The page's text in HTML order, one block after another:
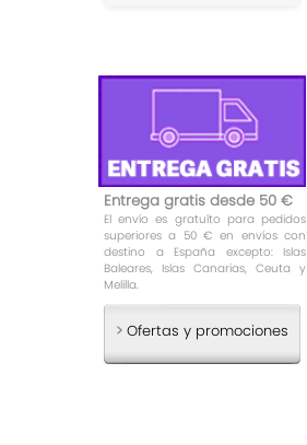
Entrega gratis desde 50 €
El envío es gratuíto para pedidos
superiores a 50 € en envíos con
destino a España excepto: Islas
Baleares, Islas Canarias, Ceuta y
Melilla.
> Ofertas y promociones